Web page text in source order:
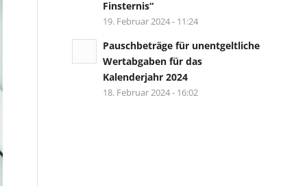
Finsternis“
19. Februar 2024 - 11:24
Pauschbeträge für unentgeltliche
Wertabgaben für das
Kalenderjahr 2024
18. Februar 2024 - 16:02